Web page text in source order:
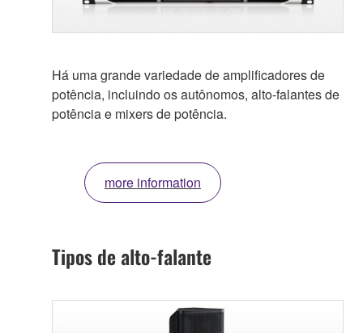
Há uma grande variedade de amplificadores de
potência, incluindo os autônomos, alto-falantes de
potência e mixers de potência.
more information
Tipos de alto-falante